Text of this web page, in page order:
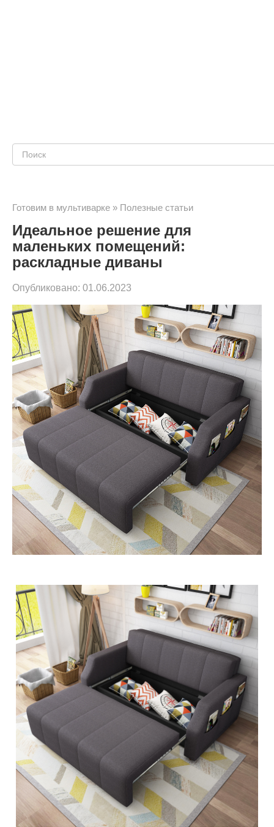
Поиск:
Готовим в мультиварке » Полезные статьи
Идеальное решение для
маленьких помещений:
раскладные диваны
Опубликовано: 01.06.2023